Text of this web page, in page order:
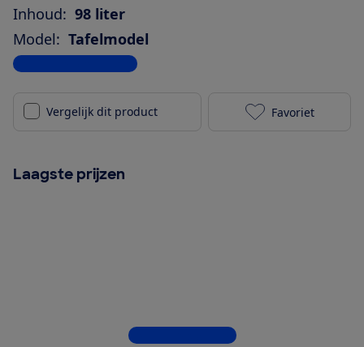
Inhoud: 98 liter
Model: Tafelmodel
Bekijk alle specificaties
Vergelijk dit product Inventum
Favoriet
Laagste prijzen
Bekijk alle 5 winkels